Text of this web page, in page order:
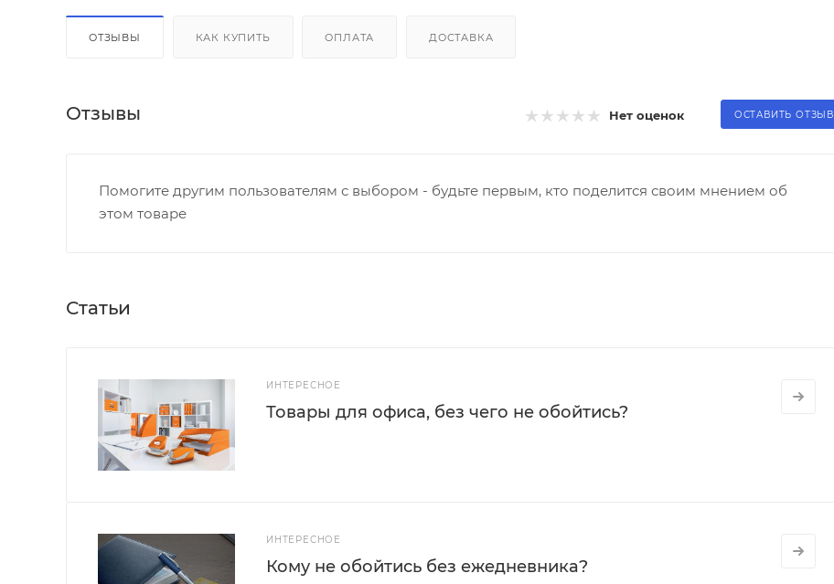
ОТЗЫВЫ КАК КУПИТЬ ОПЛАТА ДОСТАВКА
Отзывы Нет оценок ОСТАВИТЬ ОТЗЫВ
Помогите другим пользователям с выбором - будьте первым, кто поделится своим мнением об
этом товаре
Статьи
ИНТЕРЕСНОЕ
Товары для офиса, без чего не обойтись?
ИНТЕРЕСНОЕ
Кому не обойтись без ежедневника?